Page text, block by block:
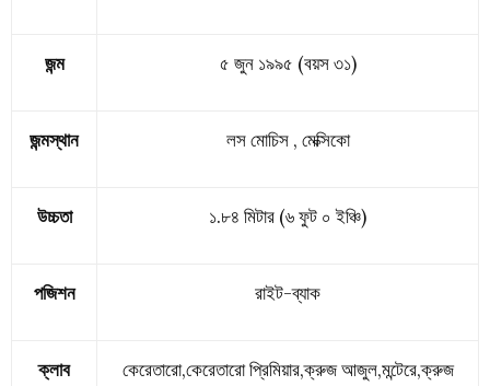
জন্ম ৫ জুন ১৯৯৫ (বয়স ৩১)
জন্মস্থান লস মোচিস , মেক্সিকো
উচ্চতা ১.৮৪ মিটার (৬ ফুট ০ ইঞ্চি)
পজিশন রাইট-ব্যাক
ক্লাব
কেরেতারো,কেরেতারো প্রিমিয়ার,ক্রুজ আজুল,মন্টেরে,ক্রুজ